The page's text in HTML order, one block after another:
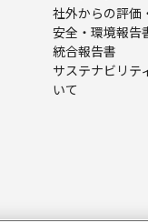
社外からの評価
安全・環境報告
統合報告書
サステナビリテ
いて